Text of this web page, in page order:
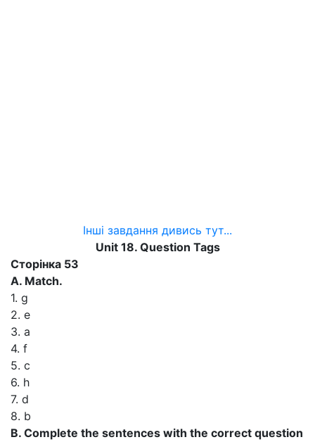
Інші завдання дивись тут...
Unit 18. Question Tags
Сторінка 53
A. Match.
1. g
2. e
3. a
4. f
5. c
6. h
7. d
8. b
B. Complete the sentences with the correct question